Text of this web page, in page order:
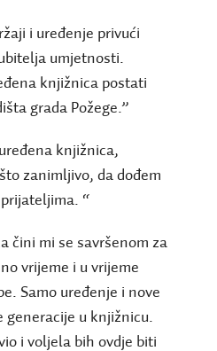
i uređenje privući
umjetnosti.
knjižnica postati
grada Požege.”
knjižnica,
zanimljivo, da dođem
“
čini mi se savršenom za
vrijeme i u vrijeme
Samo uređenje i nove
generacije u knjižnicu.
i voljela bih ovdje biti